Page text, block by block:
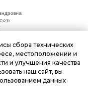
Lessor
- 18:00
сбора технических
местоположении и
и улучшения качества
наш сайт, вы
данных